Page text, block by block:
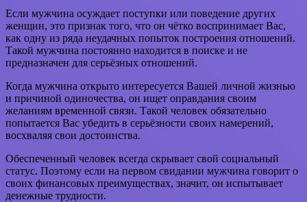
Если мужчина осуждает поступки или поведение других
женщин, это признак того, что он чётко воспринимает Вас,
как одну из ряда неудачных попыток построения отношений.
Такой мужчина постоянно находится в поиске и не
предназначен для серьёзных отношений.
Когда мужчина открыто интересуется Вашей личной жизнью
и причиной одиночества, он ищет оправдания своим
желаниям временной связи. Такой человек обязательно
попытается Вас убедить в серьёзности своих намерений,
восхваляя свои достоинства.
Обеспеченный человек всегда скрывает свой социальный
статус. Поэтому если на первом свидании мужчина говорит о
своих финансовых преимуществах, значит, он испытывает
денежные трудности.